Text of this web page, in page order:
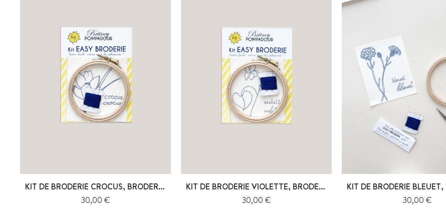
KIT DE BRODERIE CROCUS, BRODERIE FLORALE
Prix
30,00 €
KIT DE BRODERIE VIOLETTE, BRODERIE...
Prix
30,00 €
Prix
30,00 €